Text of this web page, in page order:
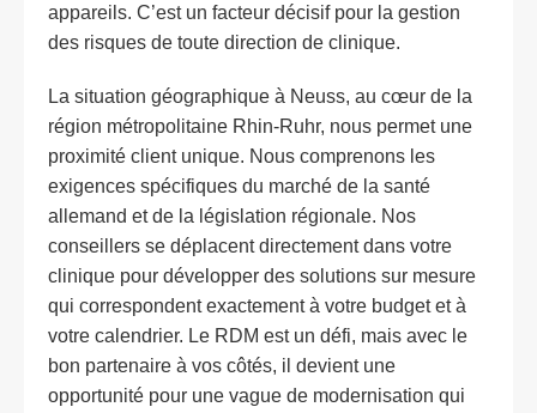
appareils. C’est un facteur décisif pour la gestion
des risques de toute direction de clinique.
La situation géographique à Neuss, au cœur de la
région métropolitaine Rhin-Ruhr, nous permet une
proximité client unique. Nous comprenons les
exigences spécifiques du marché de la santé
allemand et de la législation régionale. Nos
conseillers se déplacent directement dans votre
clinique pour développer des solutions sur mesure
qui correspondent exactement à votre budget et à
votre calendrier. Le RDM est un défi, mais avec le
bon partenaire à vos côtés, il devient une
opportunité pour une vague de modernisation qui